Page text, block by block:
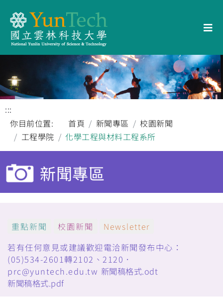
:::
你目前位置:
首頁 新聞專區
校園新聞
工程學院
化學工程與材料工程系所
新聞專區
重點新聞 校園新聞
Newsletter
若有任何意見或建議歡迎電洽新聞發布中心：
(05)534-2601轉2102、2120．
prc@yuntech.edu.tw 新聞稿格式.odt
新聞稿格式.pdf